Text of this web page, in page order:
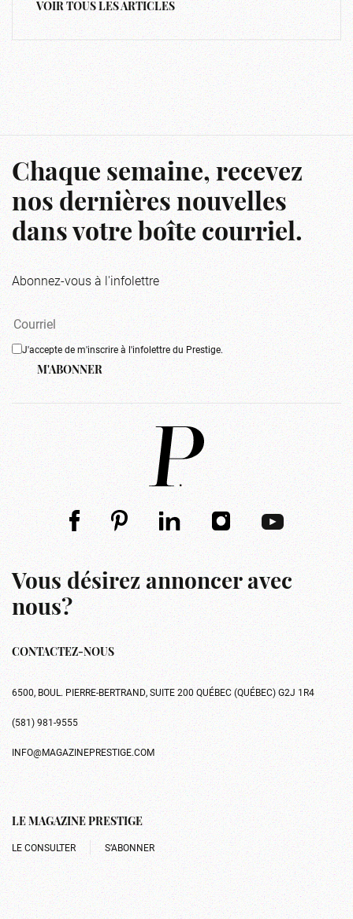
VOIR TOUS LES ARTICLES
Chaque semaine, recevez
nos dernières nouvelles
dans votre boîte courriel.
Abonnez-vous à l'infolettre
J'accepte de m'inscrire à l'infolettre du Prestige.
M'ABONNER
Vous désirez annoncer avec
nous?
CONTACTEZ-NOUS
6500, BOUL. PIERRE-BERTRAND, SUITE 200 QUÉBEC (QUÉBEC) G2J 1R4
(581) 981-9555
INFO@MAGAZINEPRESTIGE.COM
LE MAGAZINE PRESTIGE
LE CONSULTER S’ABONNER